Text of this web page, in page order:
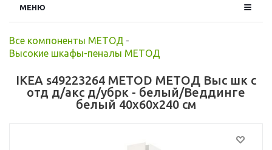
МЕНЮ
Все компоненты МЕТОД -
Высокие шкафы-пеналы МЕТОД
IKEA s49223264 METOD МЕТОД Выс шк с
отд д/акс д/убрк - белый/Веддинге
белый 40x60x240 см